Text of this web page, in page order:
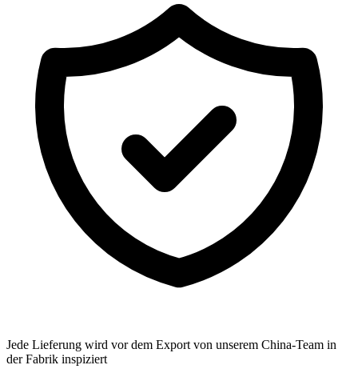
Jede Lieferung wird vor dem Export von unserem China-Team in
der Fabrik inspiziert